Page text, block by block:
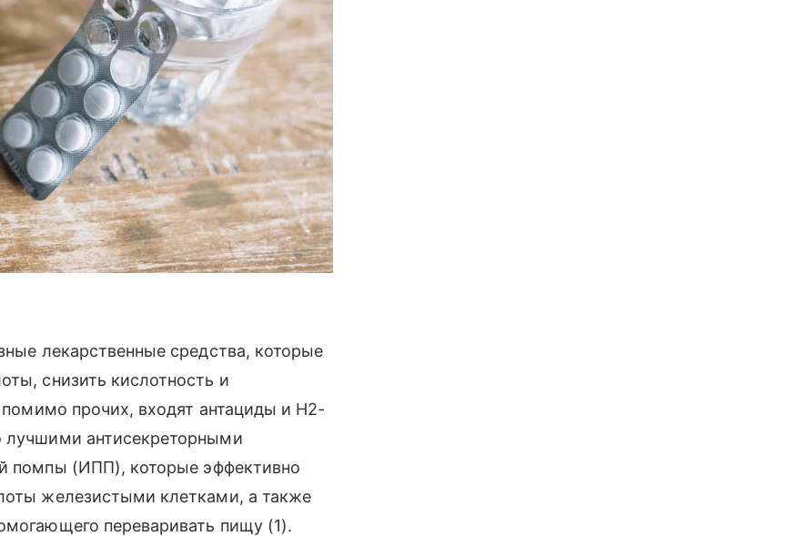
лекарственные средства, которые
снизить кислотность и
прочих, входят антациды и Н2-
лучшими антисекреторными
помпы (ИПП), которые эффективно
железистыми клетками, а также
переваривать пищу (1).